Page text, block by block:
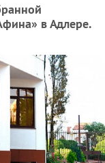
в Адлере.